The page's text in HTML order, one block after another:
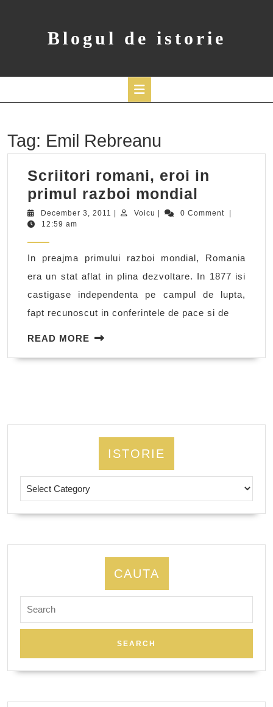
Blogul de istorie
Tag: Emil Rebreanu
Scriitori romani, eroi in
primul razboi mondial
romani,
primul
razboi
mondial
December 3, 2011 December
Voicu Voicu 0 Comment
12:59 am
In preajma primului razboi mondial, Romania
era un stat aflat in plina dezvoltare. In 1877 isi
castigase independenta pe campul de lupta,
fapt recunoscut in conferintele de pace si de
READ MORE READ
ISTORIE
CAUTA
for: